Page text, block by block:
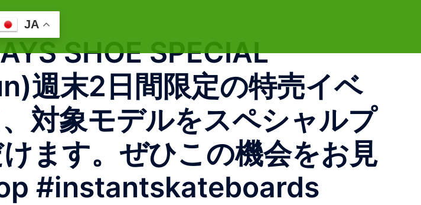
JA
SHOE SPECIAL
末2日間限定の特売イベ
対象モデルをスペシャルプ
ます。ぜひこの機会をお見
#instantskateboards